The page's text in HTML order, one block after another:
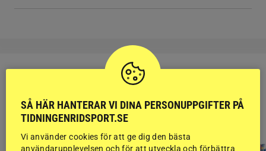
RIDSPORT
BLOGGAR
SÅ HÄR HANTERAR VI DINA PERSONUPPGIFTER PÅ
TIDNINGENRIDSPORT.SE
Vi använder cookies för att ge dig den bästa
användarupplevelsen och för att utveckla och förbättra